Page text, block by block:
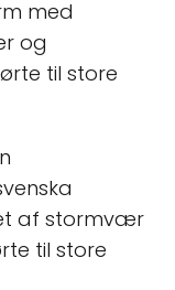
med
og
til store
af stormvær
til store